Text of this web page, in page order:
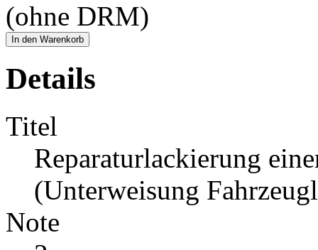
(ohne DRM)
In den Warenkorb
Details
Titel
Reparaturlackierung
(Unterweisung
Note